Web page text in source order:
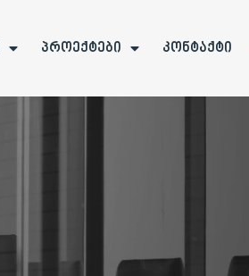
პროექტები კონტაქტი